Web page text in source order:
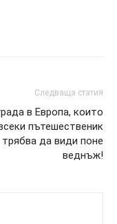
Следваща статия
в Европа, които
пътешественик
трябва да види поне
веднъж!